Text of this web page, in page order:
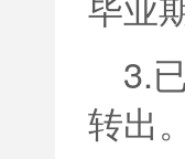
3.
转出。